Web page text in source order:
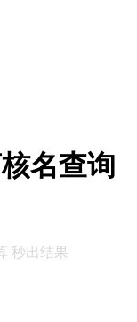
名查询
秒出结果